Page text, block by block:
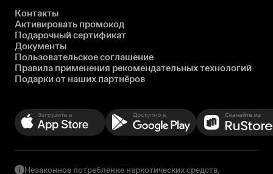
Контакты
Активировать промокод
Подарочный сертификат
Документы
Пользовательское соглашение
Правила применения рекомендательных технологий
Подарки от наших партнёров
Незаконное потребление наркотических средств,